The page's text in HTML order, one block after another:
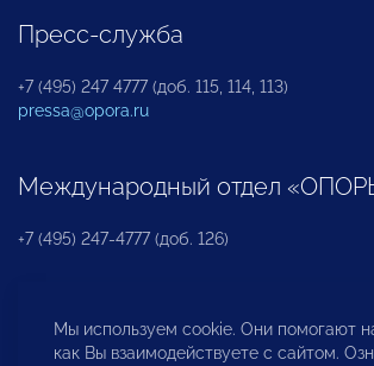
Пресс-служба
+7 (495) 247 4777 (доб. 115, 114, 113)
pressa@opora.ru
Международный отдел
+7 (495) 247-4777 (доб. 126)
Бюро по защите прав
инвесторов
Мы используем cookie. Они помогают
как Вы взаимодействуете с сайтом.